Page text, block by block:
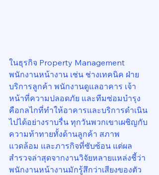
ในธุรกิจ Property Management
พนักงานหน้างาน เช่น ช่างเทคนิค ฝ่าย
บริการลูกค้า พนักงานดูแลอาคาร เจ้า
หน้าที่ความปลอดภัย และทีมซ่อมบำรุง
คือกลไกที่ทำให้อาคารและบริการดำเนิน
ไปได้อย่างราบรื่น ทุกวันพวกเขาเผชิญกับ
ความท้าทายทั้งด้านลูกค้า สภาพ
แวดล้อม และภารกิจที่ซับซ้อน แต่ผล
สำรวจล่าสุดจากงานวิจัยหลายแหล่งชี้ว่า
พนักงานหน้างานมักรู้สึกว่าเสียงของตัว